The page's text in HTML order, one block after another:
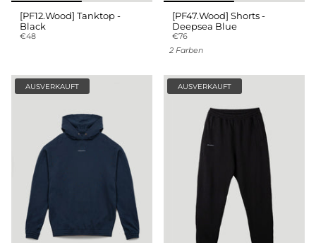
[PF12.Wood] Tanktop -
Black
€48
[PF47.Wood] Shorts -
Deepsea Blue
€76
2 Farben
AUSVERKAUFT AUSVERKAUFT